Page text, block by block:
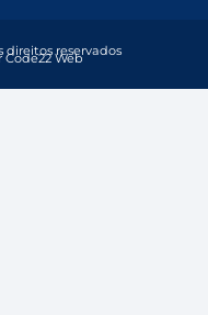
direitos reservados
Web